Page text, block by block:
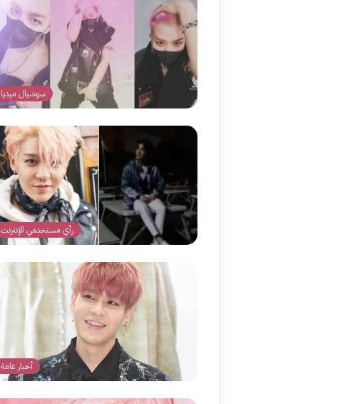
سوشيال ميديا
رأي مستخدمي الإنترنت
أخبار عامة